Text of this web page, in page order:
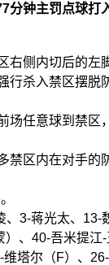
分钟主罚点球打
右侧内切后的左
行杀入禁区摆脱
场任意球到禁区
禁区内在对手的
、3-蒋光太、13-
）、40-吾米提江
维塔尔（F）、